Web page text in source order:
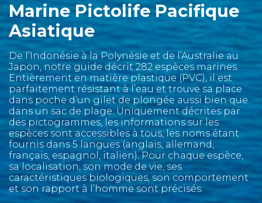
Marine Pictolife Pacifique
Asiatique
De l’Indonésie à la Polynésie et de l’Australie au
Japon, notre guide décrit 282 espèces marines.
Entièrement en matière plastique (PVC), il est
parfaitement résistant à l’eau et trouve sa place
dans poche d’un gilet de plongée aussi bien que
dans un sac de plage. Uniquement décrites par
des pictogrammes, les informations sur les
espèces sont accessibles à tous, les noms étant
fournis dans 5 langues (anglais, allemand,
français, espagnol, italien). Pour chaque espèce,
sa localisation, son mode de vie, ses
caractéristiques biologiques, son comportement
et son rapport à l’homme sont précisés.